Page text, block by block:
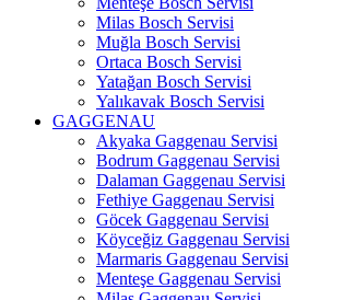
Milas Bosch Servisi
Muğla Bosch Servisi
Ortaca Bosch Servisi
Yatağan Bosch Servisi
Yalıkavak Bosch Servisi
GAGGENAU
Akyaka Gaggenau Servisi
Bodrum Gaggenau Servisi
Dalaman Gaggenau Servisi
Fethiye Gaggenau Servisi
Göcek Gaggenau Servisi
Köyceğiz Gaggenau Servisi
Marmaris Gaggenau Servisi
Menteşe Gaggenau Servisi